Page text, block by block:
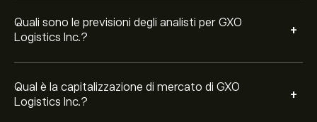
Quali sono le previsioni degli analisti per GXO
Logistics Inc.?
+
Qual è la capitalizzazione di mercato di GXO
Logistics Inc.?
+